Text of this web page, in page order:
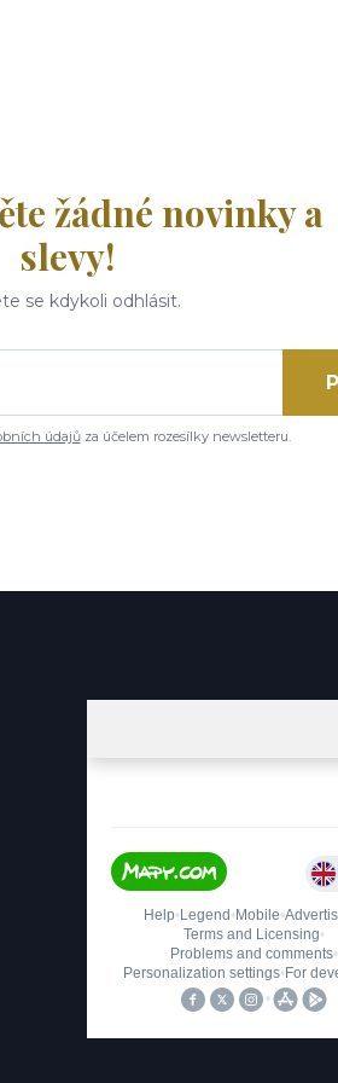
žádné novinky a
slevy!
se kdykoli odhlásit.
údajůza účelem rozesílky newsletteru.